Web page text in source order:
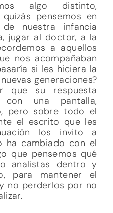
algo distinto,
pensemos en
nuestra infancia
jugar al doctor, a la
a aquellos
nos acompañaban
si les hiciera la
generaciones?
que su respuesta
con una pantalla,
pero sobre todo el
el escrito que les
los invito a
ha cambiado con el
que pensemos qué
analistas dentro y
para mantener el
no perderlos por no